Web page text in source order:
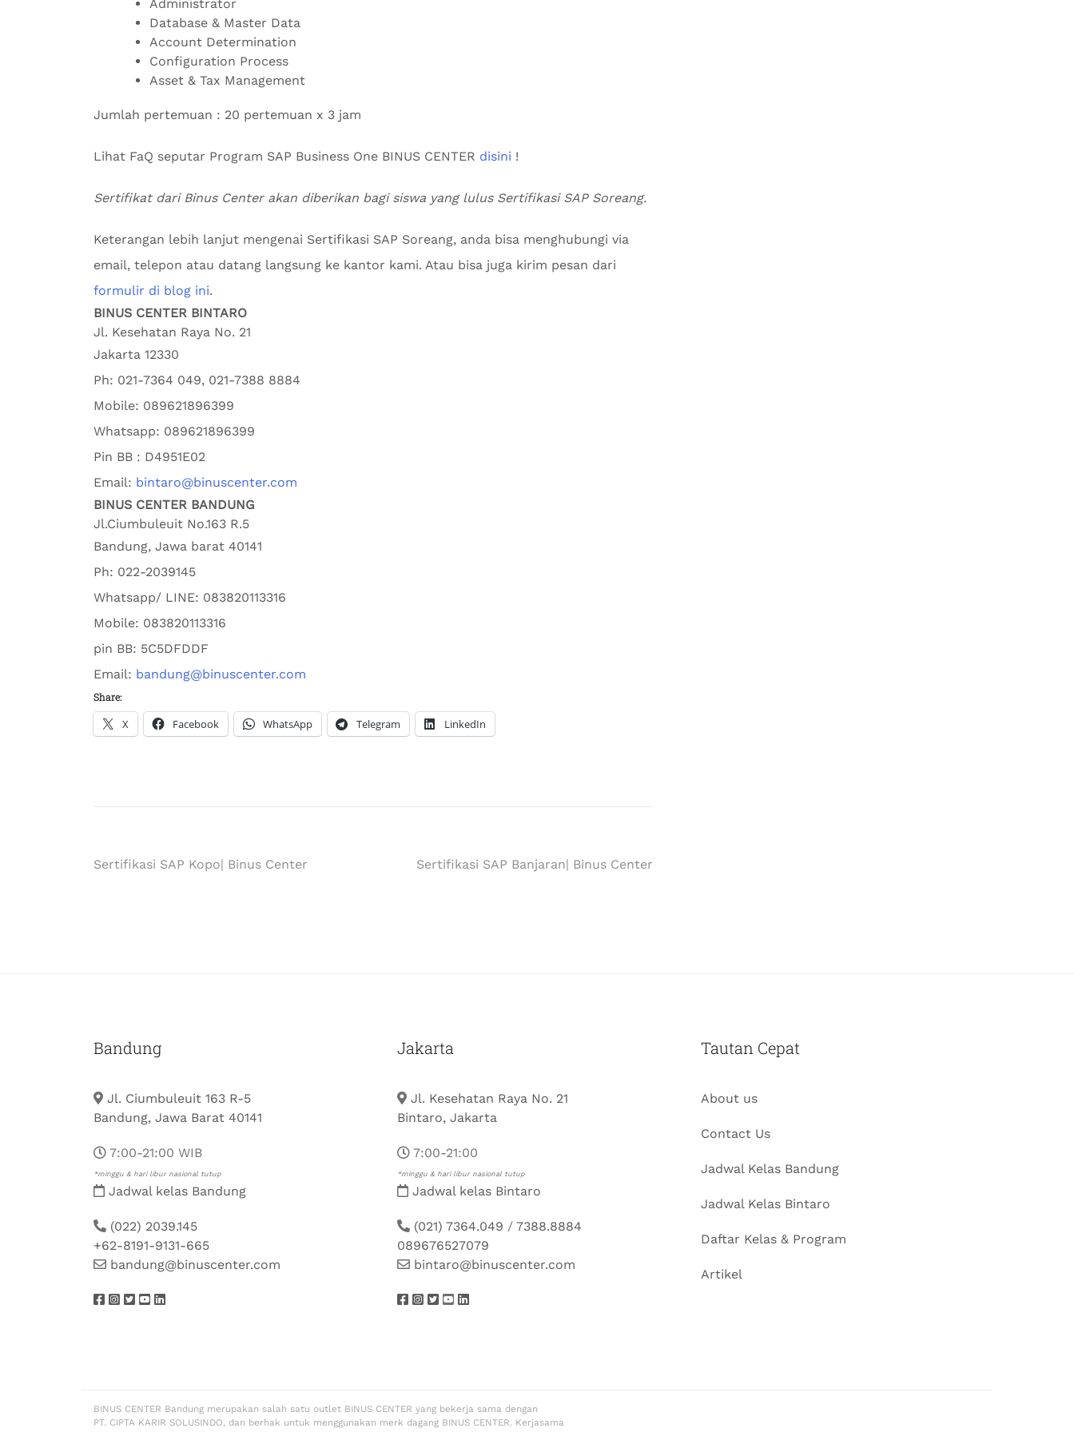
Administrator
Database & Master Data
Account Determination
Configuration Process
Asset & Tax Management
Jumlah pertemuan : 20 pertemuan x 3 jam
Lihat FaQ seputar Program SAP Business One BINUS CENTER disini !
Sertifikat dari Binus Center akan diberikan bagi siswa yang lulus Sertifikasi SAP Soreang.
Keterangan lebih lanjut mengenai Sertifikasi SAP Soreang, anda bisa menghubungi via
email, telepon atau datang langsung ke kantor kami. Atau bisa juga kirim pesan dari
formulir di blog ini.
BINUS CENTER BINTARO
Jl. Kesehatan Raya No. 21
Jakarta 12330
Ph: 021-7364 049, 021-7388 8884
Mobile: 089621896399
Whatsapp: 089621896399
Pin BB : D4951E02
Email: bintaro@binuscenter.com
BINUS CENTER BANDUNG
Jl.Ciumbuleuit No.163 R.5
Bandung, Jawa barat 40141
Ph: 022-2039145
Whatsapp/ LINE: 083820113316
Mobile: 083820113316
pin BB: 5C5DFDDF
Email: bandung@binuscenter.com
Share:
X Facebook WhatsApp Telegram LinkedIn
Sertifikasi SAP Kopo| Binus Center Sertifikasi SAP Banjaran| Binus Center
Bandung
Jl. Ciumbuleuit 163 R-5
Bandung, Jawa Barat 40141
7:00-21:00 WIB
*minggu & hari libur nasional tutup
Jadwal kelas Bandung
(022) 2039.145
+62-8191-9131-665
bandung@binuscenter.com
Jakarta
Jl. Kesehatan Raya No. 21
Bintaro, Jakarta
7:00-21:00
*minggu & hari libur nasional tutup
Jadwal kelas Bintaro
(021) 7364.049 / 7388.8884
089676527079
bintaro@binuscenter.com
Tautan Cepat
About us
Contact Us
Jadwal Kelas Bandung
Jadwal Kelas Bintaro
Daftar Kelas & Program
Artikel
BINUS CENTER Bandung merupakan salah satu outlet BINUS CENTER yang bekerja sama dengan
PT. CIPTA KARIR SOLUSINDO, dan berhak untuk menggunakan merk dagang BINUS CENTER. Kerjasama